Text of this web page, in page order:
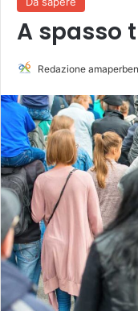
A spasso
Redazione